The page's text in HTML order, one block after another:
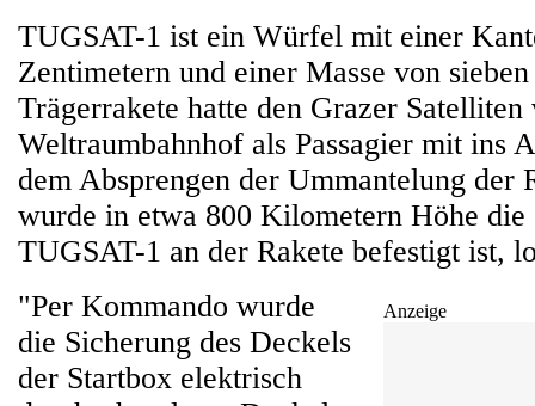
TUGSAT-1 ist ein Würfel mit einer
Zentimetern und einer Masse von
Trägerrakete hatte den Grazer Satelliten
Weltraumbahnhof als Passagier mit ins
dem Absprengen der Ummantelung der
wurde in etwa 800 Kilometern Höhe die
TUGSAT-1 an der Rakete befestigt ist,
Anzeige
"Per Kommando wurde
die Sicherung des Deckels
der Startbox elektrisch